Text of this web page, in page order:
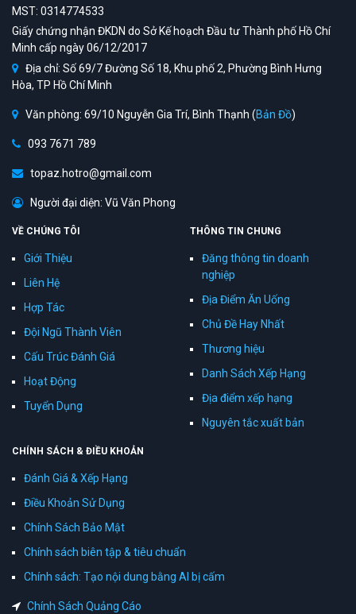
MST: 0314774533
Giấy chứng nhận ĐKDN do Sở Kế hoạch Đầu tư Thành phố Hồ Chí
Minh cấp ngày 06/12/2017
Địa chỉ: Số 69/7 Đường Số 18, Khu phố 2, Phường Bình Hưng
Hòa, TP Hồ Chí Minh
Văn phòng: 69/10 Nguyễn Gia Trí, Bình Thạnh (Bản Đồ)
093 7671 789
topaz.hotro@gmail.com
Người đại diện: Vũ Văn Phong
VỀ CHÚNG TÔI
Giới Thiệu
Liên Hệ
Hợp Tác
Đội Ngũ Thành Viên
Cấu Trúc Đánh Giá
Hoạt Động
Tuyển Dụng
THÔNG TIN CHUNG
Đăng thông tin doanh
nghiệp
Địa Điểm Ăn Uống
Chủ Đề Hay Nhất
Thương hiệu
Danh Sách Xếp Hạng
Địa điểm xếp hạng
Nguyên tắc xuất bản
CHÍNH SÁCH & ĐIỀU KHOẢN
Đánh Giá & Xếp Hạng
Điều Khoản Sử Dụng
Chính Sách Bảo Mật
Chính sách biên tập & tiêu chuẩn
Chính sách: Tạo nội dung bằng AI bị cấm
Chính Sách Quảng Cáo